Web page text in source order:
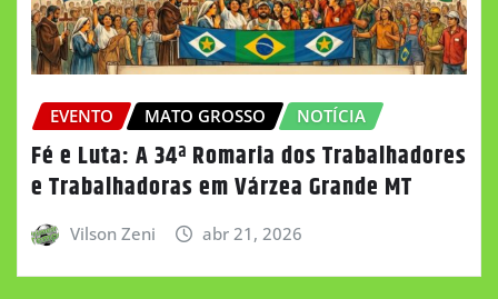
EVENTO MATO GROSSO NOTÍCIA
Fé e Luta: A 34ª Romaria dos Trabalhadores
e Trabalhadoras em Várzea Grande MT
Vilson Zeni abr 21, 2026